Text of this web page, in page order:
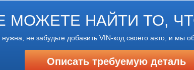
МОЖЕТЕ НАЙТИ ТО,
не забудьте добавить VIN-код своего авто, и мы
Описать требуемую деталь